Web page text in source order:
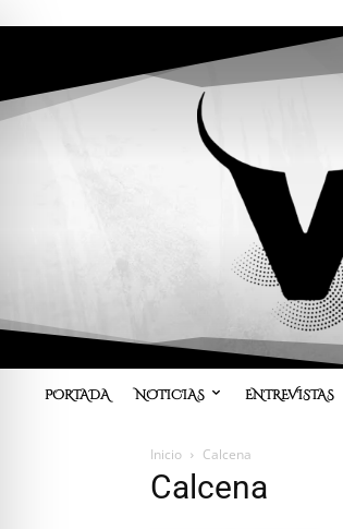
PORTADA NOTICIAS ENTREVISTAS
Inicio Calcena
Calcena